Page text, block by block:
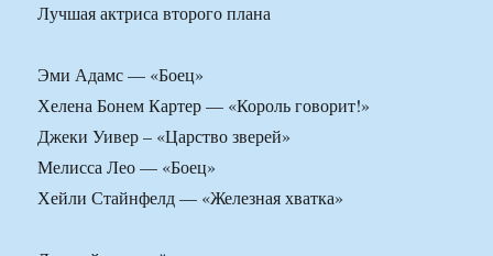
Лучшая актриса второго плана
Эми Адамс — «Боец»
Хелена Бонем Картер — «Король говорит!»
Джеки Уивер – «Царство зверей»
Мелисса Лео — «Боец»
Хейли Стайнфелд — «Железная хватка»